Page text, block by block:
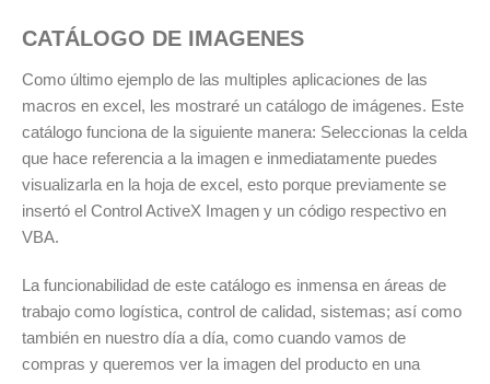
CATÁLOGO DE IMAGENES
Como último ejemplo de las multiples aplicaciones de las
macros en excel, les mostraré un catálogo de imágenes. Este
catálogo funciona de la siguiente manera: Seleccionas la celda
que hace referencia a la imagen e inmediatamente puedes
visualizarla en la hoja de excel, esto porque previamente se
insertó el Control ActiveX Imagen y un código respectivo en
VBA.
La funcionabilidad de este catálogo es inmensa en áreas de
trabajo como logística, control de calidad, sistemas; así como
también en nuestro día a día, como cuando vamos de
compras y queremos ver la imagen del producto en una